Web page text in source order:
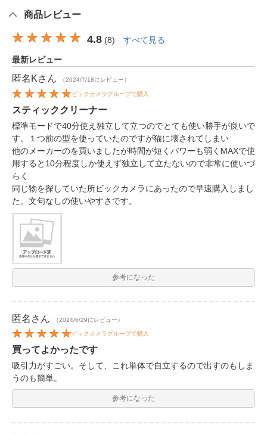
商品レビュー
4.8 (8) すべて見る
最新レビュー
匿名Kさん （2024/7/18にレビュー）
ビックカメラグループで購入
スティッククリーナー
標準モードで40分使え独立して立つのでとても使い勝手が良いで
す。１つ前の型を使っていたのですが猫に壊されてしまい
他のメーカーのを買いましたが時間が短くパワーも弱くMAXで使
用すると10分程度しか使えず独立して立たないので非常に使いづ
らく
同じ物を探していた所ビックカメラにあったので早速購入しまし
た。文句なしの使いやすさです。
参考になった
匿名 さん （2024/6/29にレビュー）
ビックカメラグループで購入
買ってよかったです
吸引力がすごい。そして、これ単体で自立するので出すのもしま
うのも簡単。
参考になった